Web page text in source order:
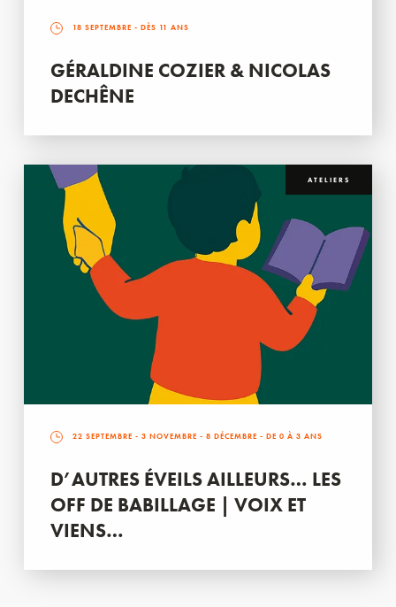
18 SEPTEMBRE - DÈS 11 ANS
GÉRALDINE COZIER & NICOLAS
DECHÊNE
ATELIERS
22 SEPTEMBRE - 3 NOVEMBRE - 8 DÉCEMBRE - DE 0 À 3 ANS
D’AUTRES ÉVEILS AILLEURS… LES
OFF DE BABILLAGE | VOIX ET
VIENS…